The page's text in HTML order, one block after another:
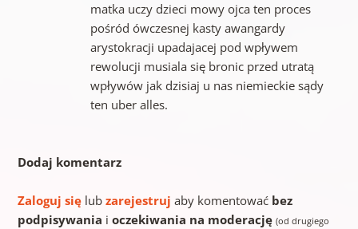
matka uczy dzieci mowy ojca ten proces
pośród ówczesnej kasty awangardy
arystokracji upadajacej pod wpływem
rewolucji musiala się bronic przed utratą
wpływów jak dzisiaj u nas niemieckie sądy
ten uber alles.
Dodaj komentarz
Zaloguj sięlub zarejestruj aby komentować bez
podpisywania i oczekiwania na moderację (od drugiego